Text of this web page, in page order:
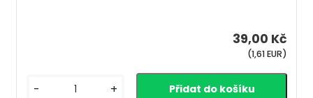
39,00 Kč
(1,61 EUR)
- +